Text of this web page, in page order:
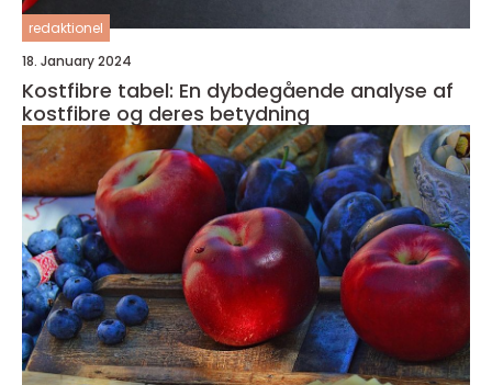
redaktionel
18. January 2024
Kostfibre tabel: En dybdegående analyse af
kostfibre og deres betydning